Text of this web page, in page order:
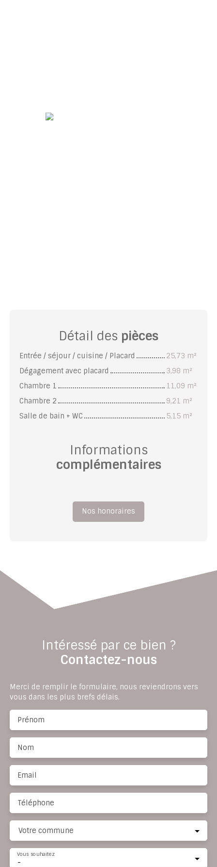
Détail des pièces
Entrée / séjour / cuisine / Placard
25,73 m²
Dégagement avec placard
3,98 m²
Chambre 1
11,09 m²
Chambre 2
9,21 m²
Salle de bain + WC
5,15 m²
Informations
complémentaires
Nos honoraires
Intéressé par ce bien ?
Contactez-nous
Merci de remplir le formulaire, nous reviendrons vers
vous dans les plus brefs délais.
Prénom
Nom
Email
Téléphone
Votre commune
-
Vous souhaitez